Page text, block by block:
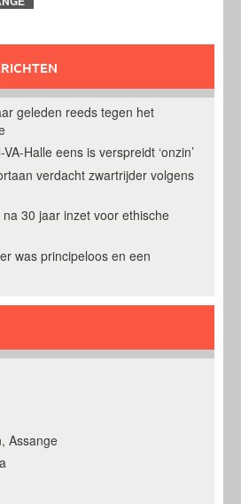
geleden reeds tegen het
Halle eens is verspreidt ‘onzin’
verdacht zwartrijder volgens
30 jaar inzet voor ethische
was principeloos en een
Assange